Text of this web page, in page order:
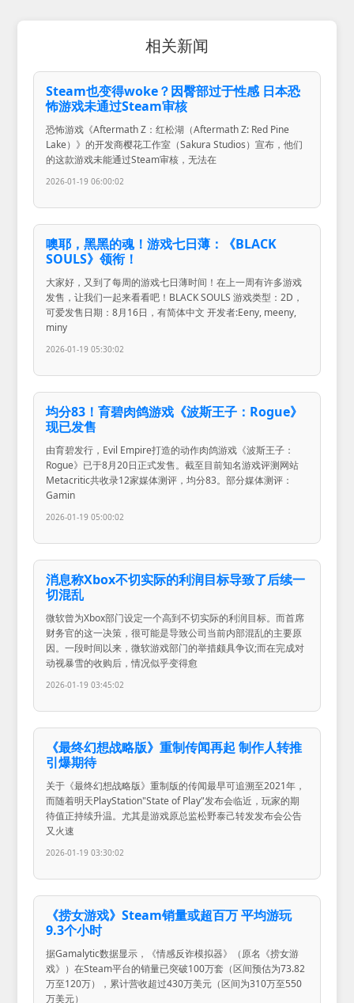
相关新闻
Steam也变得woke？因臀部过于性感 日本恐
怖游戏未通过Steam审核
恐怖游戏《Aftermath Z：红松湖（Aftermath Z: Red Pine
Lake）》的开发商樱花工作室（Sakura Studios）宣布，他们
的这款游戏未能通过Steam审核，无法在
2026-01-19 06:00:02
噢耶，黑黑的魂！游戏七日薄：《BLACK
SOULS》领衔！
大家好，又到了每周的游戏七日薄时间！在上一周有许多游戏
发售，让我们一起来看看吧！BLACK SOULS 游戏类型：2D，
可爱发售日期：8月16日，有简体中文 开发者:Eeny, meeny,
miny
2026-01-19 05:30:02
均分83！育碧肉鸽游戏《波斯王子：Rogue》
现已发售
由育碧发行，Evil Empire打造的动作肉鸽游戏《波斯王子：
Rogue》已于8月20日正式发售。截至目前知名游戏评测网站
Metacritic共收录12家媒体测评，均分83。部分媒体测评：
Gamin
2026-01-19 05:00:02
消息称Xbox不切实际的利润目标导致了后续一
切混乱
微软曾为Xbox部门设定一个高到不切实际的利润目标。而首席
财务官的这一决策，很可能是导致公司当前内部混乱的主要原
因。一段时间以来，微软游戏部门的举措颇具争议;而在完成对
动视暴雪的收购后，情况似乎变得愈
2026-01-19 03:45:02
《最终幻想战略版》重制传闻再起 制作人转推
引爆期待
关于《最终幻想战略版》重制版的传闻最早可追溯至2021年，
而随着明天PlayStation"State of Play"发布会临近，玩家的期
待值正持续升温。尤其是游戏原总监松野泰己转发发布会公告
又火速
2026-01-19 03:30:02
《捞女游戏》Steam销量或超百万 平均游玩
9.3个小时
据Gamalytic数据显示，《情感反诈模拟器》（原名《捞女游
戏》）在Steam平台的销量已突破100万套（区间预估为73.82
万至120万），累计营收超过430万美元（区间为310万至550
万美元）